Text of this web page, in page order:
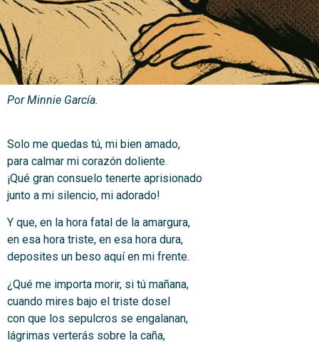
Por Minnie García.
Solo me quedas tú, mi bien amado,
para calmar mi corazón doliente.
¡Qué gran consuelo tenerte aprisionado
junto a mi silencio, mi adorado!
Y que, en la hora fatal de la amargura,
en esa hora triste, en esa hora dura,
deposites un beso aquí en mi frente.
¿Qué me importa morir, si tú mañana,
cuando mires bajo el triste dosel
con que los sepulcros se engalanan,
lágrimas verterás sobre la caña,